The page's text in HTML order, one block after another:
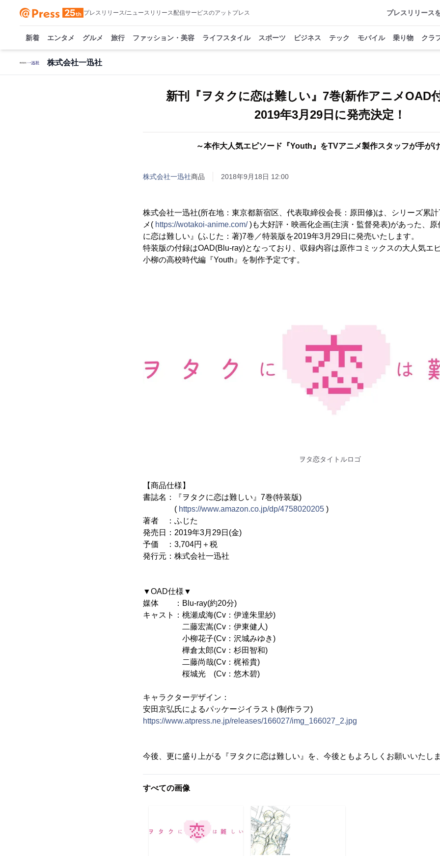
プレスリリース/ニュースリリース配信サービスのアットプレス プレスリリース
新着 エンタメ グルメ 旅行 ファッション・美容 ライフスタイル スポーツ ビジネス テック モバイル 乗り物 クラ
株式会社一迅社
新刊『ヲタクに恋は難しい』7巻(新作アニメ
2019年3月29日に発売決定！
～本作大人気エピソード『Youth』をTVアニメ製作スタッフが手が
株式会社一迅社商品 2018年9月18日 12:00
株式会社一迅社(所在地：東京都新宿区、代表取締役会長：原田修)は、シリーズ累
メ( https://wotakoi-anime.com/)も大好評・映画化企画(主演・監督発表)があった、
に恋は難しい』(ふじた：著)7巻／特装版を2019年3月29日に発売いたします。
特装版の付録はOAD(Blu-ray)となっており、収録内容は原作コミックスの大人気エ
小柳の高校時代編『Youth』を制作予定です。
ヲタ恋タイトルロゴ
【商品仕様】
書誌名：『ヲタクに恋は難しい』7巻(特装版)
( https://www.amazon.co.jp/dp/4758020205 )
著者 ：ふじた
発売日：2019年3月29日(金)
予価 ：3,704円＋税
発行元：株式会社一迅社
▼OAD仕様▼
媒体 ：Blu-ray(約20分)
キャスト：桃瀬成海(Cv：伊達朱里紗)
二藤宏嵩(Cv：伊東健人)
小柳花子(Cv：沢城みゆき)
樺倉太郎(Cv：杉田智和)
二藤尚哉(Cv：梶裕貴)
桜城光 (Cv：悠木碧)
キャラクターデザイン：
安田京弘氏によるパッケージイラスト(制作ラフ)
https://www.atpress.ne.jp/releases/166027/img_166027_2.jpg
今後、更に盛り上がる『ヲタクに恋は難しい』を、今後ともよろしくお願いいたし
すべての画像